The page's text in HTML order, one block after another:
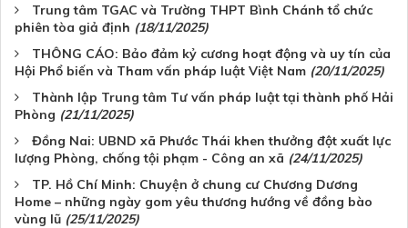
Trung tâm TGAC và Trường THPT Bình Chánh tổ chức
phiên tòa giả định (18/11/2025)
THÔNG CÁO: Bảo đảm kỷ cương hoạt động và uy tín của
Hội Phổ biến và Tham vấn pháp luật Việt Nam (20/11/2025)
Thành lập Trung tâm Tư vấn pháp luật tại thành phố Hải
Phòng (21/11/2025)
Đồng Nai: UBND xã Phước Thái khen thưởng đột xuất lực
lượng Phòng, chống tội phạm - Công an xã (24/11/2025)
TP. Hồ Chí Minh: Chuyện ở chung cư Chương Dương
Home – những ngày gom yêu thương hướng về đồng bào
vùng lũ (25/11/2025)